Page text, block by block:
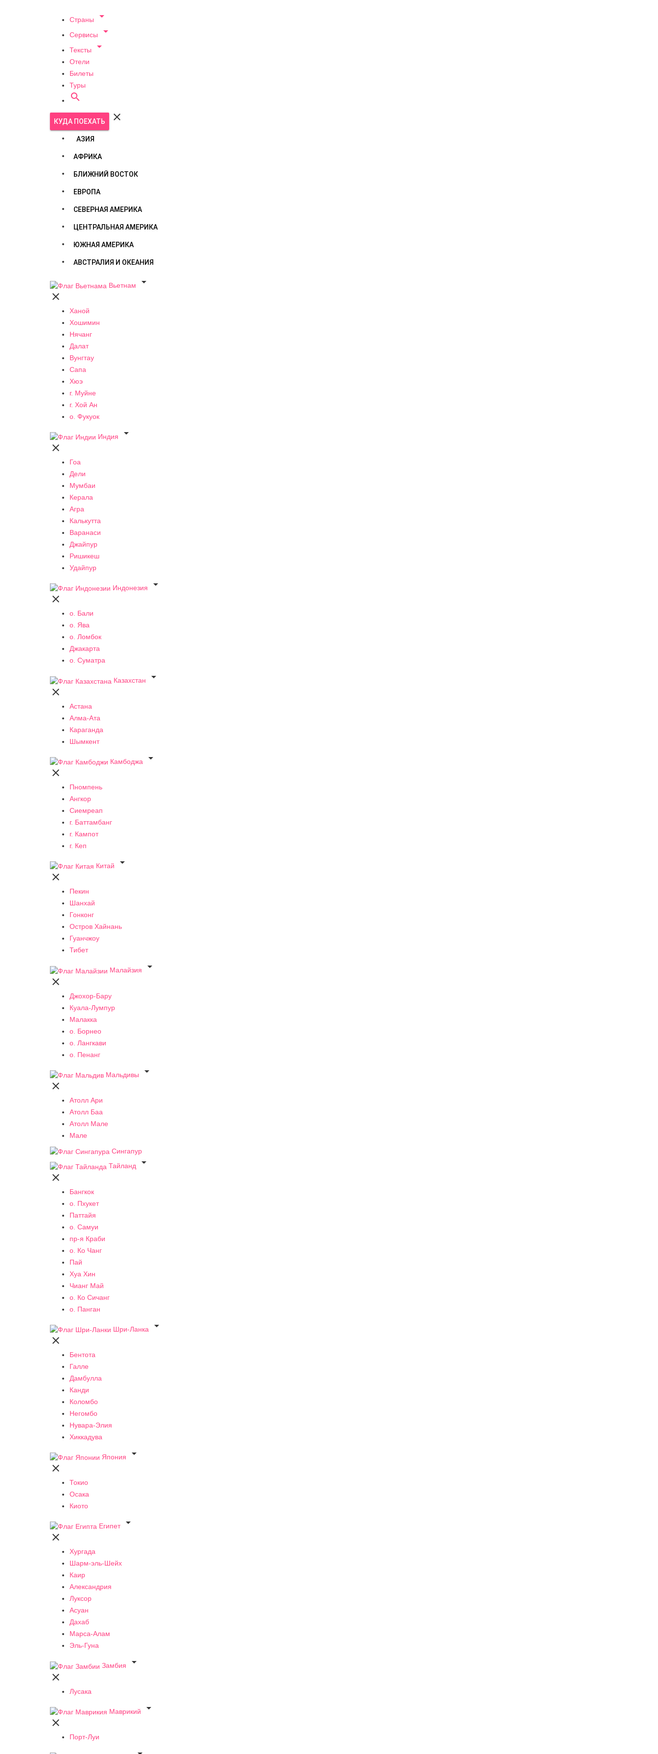
Страны 
Сервисы 
Тексты 
Отели
Билеты
Туры

КУДА ПОЕХАТЬ 
АЗИЯ
АФРИКА
БЛИЖНИЙ ВОСТОК
ЕВРОПА
СЕВЕРНАЯ АМЕРИКА
ЦЕНТРАЛЬНАЯ АМЕРИКА
ЮЖНАЯ АМЕРИКА
АВСТРАЛИЯ И ОКЕАНИЯ
Вьетнам


Ханой
Хошимин
Нячанг
Далат
Вунгтау
Сапа
Хюэ
г. Муйне
г. Хой Ан
о. Фукуок
Индия


Гоа
Дели
Мумбаи
Керала
Агра
Калькутта
Варанаси
Джайпур
Ришикеш
Удайпур
Индонезия


о. Бали
о. Ява
о. Ломбок
Джакарта
о. Суматра
Казахстан


Астана
Алма-Ата
Караганда
Шымкент
Камбоджа


Пномпень
Ангкор
Сиемреап
г. Баттамбанг
г. Кампот
г. Кеп
Китай


Пекин
Шанхай
Гонконг
Остров Хайнань
Гуанчжоу
Тибет
Малайзия


Джохор-Бару
Куала-Лумпур
Малакка
о. Борнео
о. Лангкави
о. Пенанг
Мальдивы


Атолл Ари
Атолл Баа
Атолл Мале
Мале
Сингапур
Тайланд


Бангкок
о. Пхукет
Паттайя
о. Самуи
пр-я Краби
о. Ко Чанг
Пай
Хуа Хин
Чианг Май
о. Ко Сичанг
о. Панган
Шри-Ланка


Бентота
Галле
Дамбулла
Канди
Коломбо
Негомбо
Нувара-Элия
Хиккадува
Япония


Токио
Осака
Киото
Египет


Хургада
Шарм-эль-Шейх
Каир
Александрия
Луксор
Асуан
Дахаб
Марса-Алам
Эль-Гуна
Замбия


Лусака
Маврикий


Порт-Луи